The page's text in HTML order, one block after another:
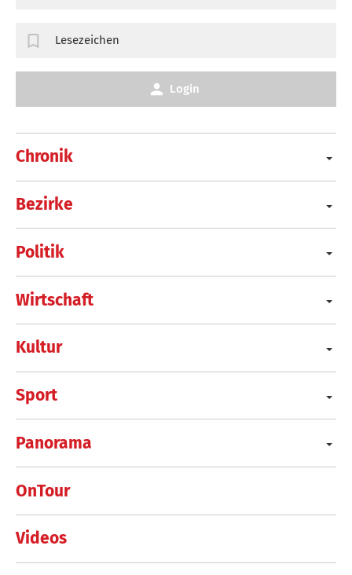
Chronik
Bezirke
Politik
Wirtschaft
Kultur
Sport
Panorama
OnTour
Videos
Lesezeichen
Login